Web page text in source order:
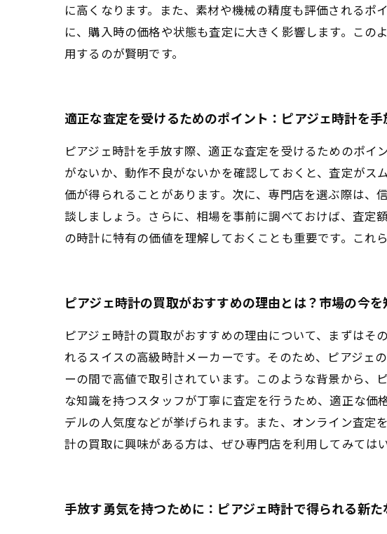
に高くなります。また、素材や機械の精度も評価されるポ
に、購入時の価格や状態も査定に大きく影響します。こ
用するのが賢明です。
適正な査定を受けるためのポイント：ピアジェ時計を
ピアジェ時計を手放す際、適正な査定を受けるためのポ
がないか、動作不良がないかを確認しておくと、査定がス
価が得られることがあります。次に、専門店を選ぶ際は
談しましょう。さらに、相場を事前に調べておけば、査定
の時計に特有の価値を理解しておくことも重要です。これ
ピアジェ時計の買取がおすすめの理由とは？市場の今を
ピアジェ時計の買取がおすすめの理由について、まずは
れるスイスの高級時計メーカーです。そのため、ピアジェ
ーの間で高値で取引されています。このような背景から、
な知識を持つスタッフが丁寧に査定を行うため、適正な
デルの人気度などが挙げられます。また、オンライン査定
計の買取に興味がある方は、ぜひ専門店を利用してみては
手放す勇気を持つために：ピアジェ時計で得られる新た